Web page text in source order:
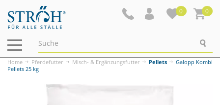
0 0
Navigation
ein-/ausblenden
Home Pferdefutter Misch- & Ergänzungsfutter Pellets
Galopp Kombi
Pellets 25 kg